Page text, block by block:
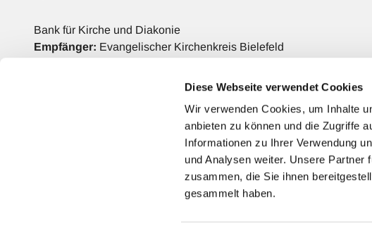
Diese Webseite verwendet Cookies
Wir verwenden Cookies, um Inhalte
anbieten zu können und die Zugriffe
Informationen zu Ihrer Verwendung
und Analysen weiter. Unsere Partner
zusammen, die Sie ihnen
gesammelt haben.
Bank für Kirche und Diakonie
Empfänger: Evangelischer Kirchenkreis Bielefeld